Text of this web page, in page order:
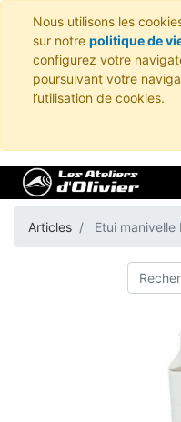
Nous utilisons les
sur notre politique de
configurez votre
poursuivant votre
l’utilisation de cookies.
Articles Etui manivelle